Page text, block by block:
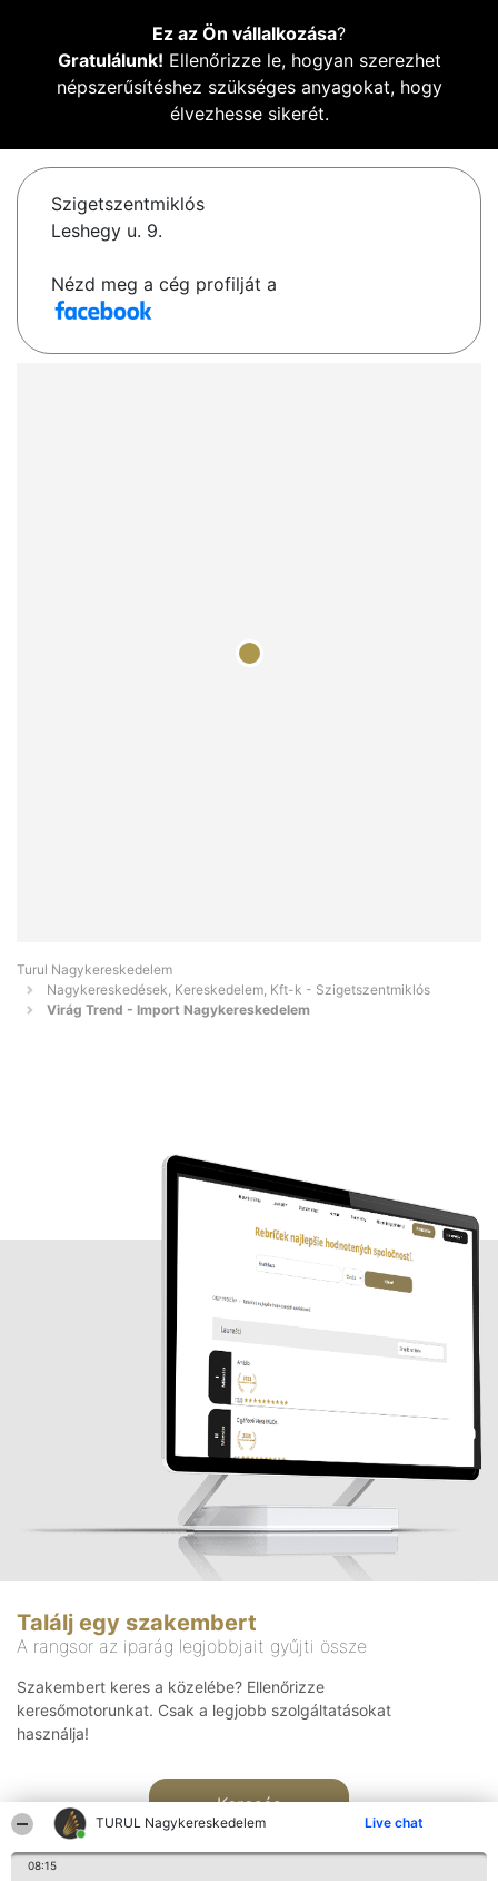
TURUL Nagykereskedelem Live chat
08:15
Ez az Ön vállalkozása?
Gratulálunk! Ellenőrizze le, hogyan szerezhet
népszerűsítéshez szükséges anyagokat, hogy
élvezhesse sikerét.
Szigetszentmiklós
Leshegy u. 9.
Nézd meg a cég profilját a
Turul Nagykereskedelem
Nagykereskedések, Kereskedelem, Kft-k - Szigetszentmiklós
Virág Trend - Import Nagykereskedelem
Találj egy szakembert
A rangsor az iparág legjobbjait gyűjti össze
Szakembert keres a közelébe? Ellenőrizze
keresőmotorunkat. Csak a legjobb szolgáltatásokat
használja!
Keresés